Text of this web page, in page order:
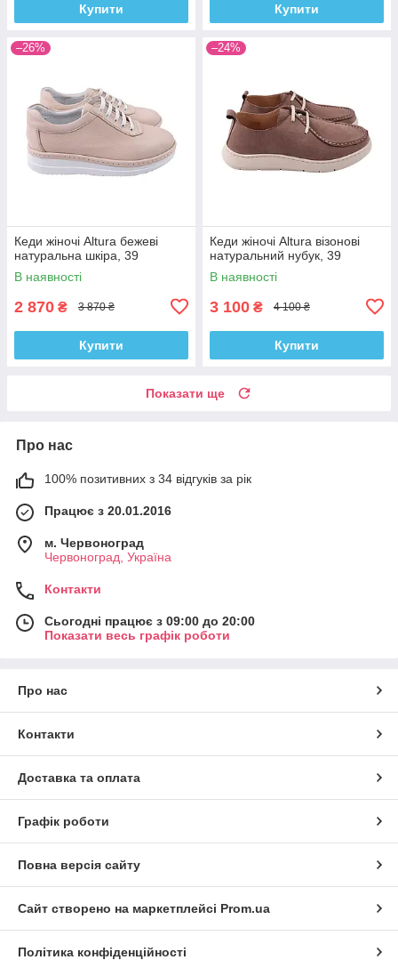
Купити Купити
–26%
Кеди жіночі Altura бежеві
натуральна шкіра, 39
В наявності
2 870 ₴ 3 870 ₴
Купити
–24%
Кеди жіночі Altura візонові
натуральний нубук, 39
В наявності
3 100 ₴ 4 100 ₴
Купити
Показати ще
Про нас
100% позитивних з 34 відгуків за рік
Працює з 20.01.2016
м. Червоноград
Червоноград, Україна
Контакти
Сьогодні працює з 09:00 до 20:00
Показати весь графік роботи
Про нас
Контакти
Доставка та оплата
Графік роботи
Повна версія сайту
Сайт створено на маркетплейсі Prom.ua
Політика конфіденційності